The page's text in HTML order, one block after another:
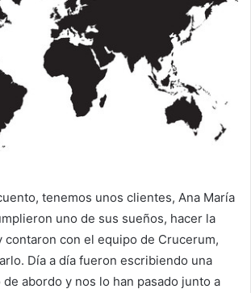
tenemos unos clientes, Ana María
uno de sus sueños, hacer la
contaron con el equipo de Crucerum,
Día a día fueron escribiendo una
abordo y nos lo han pasado junto a